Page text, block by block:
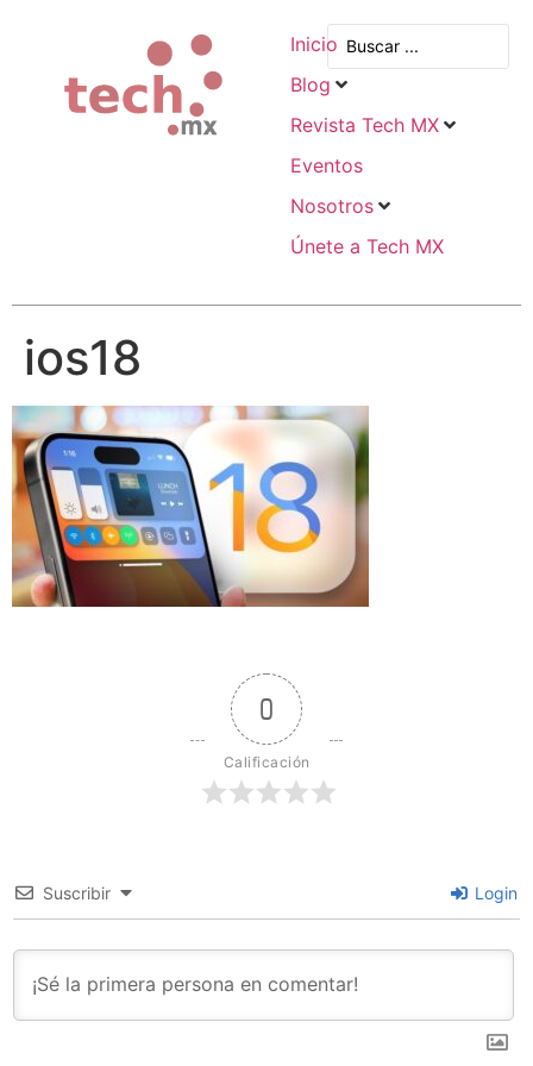
Inicio
Blog
Revista Tech MX
Eventos
Nosotros
Únete a Tech MX
ios18
0
Calificación
Suscribir Login